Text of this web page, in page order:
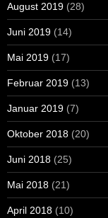
August 2019 (28)
Juni 2019 (14)
Mai 2019 (17)
Februar 2019 (13)
Januar 2019 (7)
Oktober 2018 (20)
Juni 2018 (25)
Mai 2018 (21)
April 2018 (10)